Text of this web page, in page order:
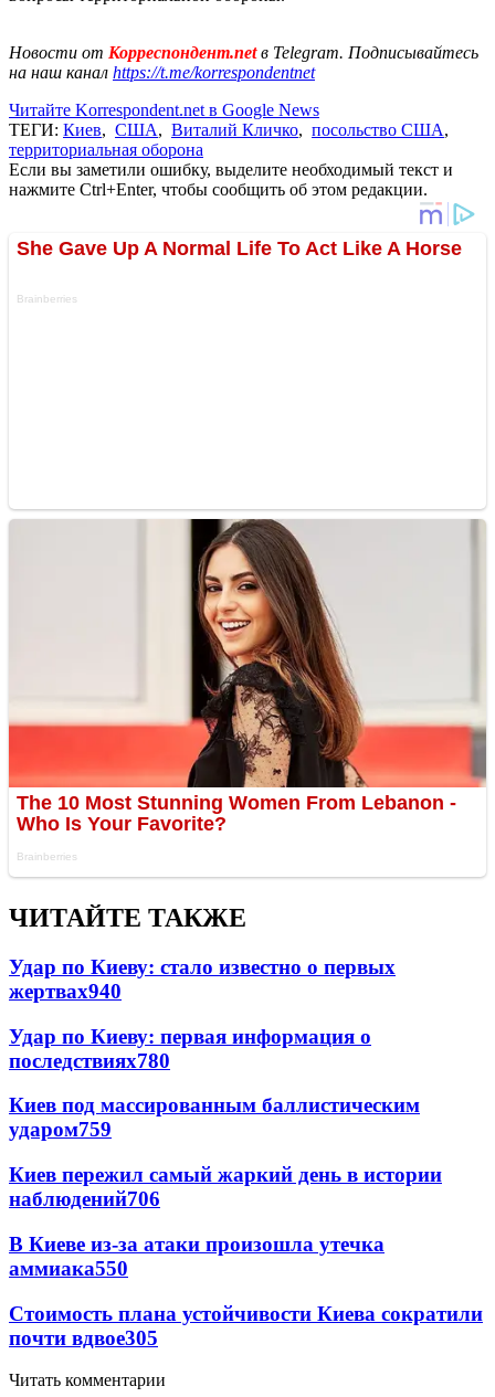
Новости от Корреспондент.netв Telegram. Подписывайтесь
на наш канал https://t.me/korrespondentnet
Читайте Korrespondent.net в Google News
ТЕГИ: Киев, США, Виталий Кличко, посольство США,
территориальная оборона
Если вы заметили ошибку, выделите необходимый текст и
нажмите Ctrl+Enter, чтобы сообщить об этом редакции.
ЧИТАЙТЕ ТАКЖЕ
Удар по Киеву: стало известно о первых
жертвах940
Удар по Киеву: первая информация о
последствиях780
Киев под массированным баллистическим
ударом759
Киев пережил самый жаркий день в истории
наблюдений706
В Киеве из-за атаки произошла утечка
аммиака550
Стоимость плана устойчивости Киева сократили
почти вдвое305
Читать комментарии